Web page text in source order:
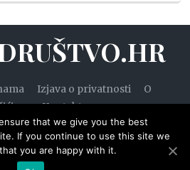
Izjava o privatnosti
O
Kontakt
Sva prava pridržana.
that we give you the best
If you continue to use this site we
you are happy with it.